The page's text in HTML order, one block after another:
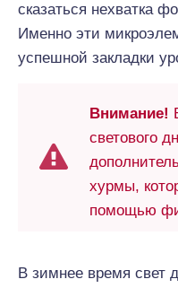
сказаться нехватка
Именно эти
успешной закладки
Внимание!
светового
хурмы,
помощью
В зимнее время свет